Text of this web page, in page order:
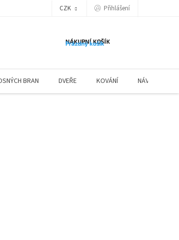
CZK Přihlášení
NÁKUPNÍ KOŠÍK
Prázdný košík
BRAN DVEŘE KOVÁNÍ NÁVODY